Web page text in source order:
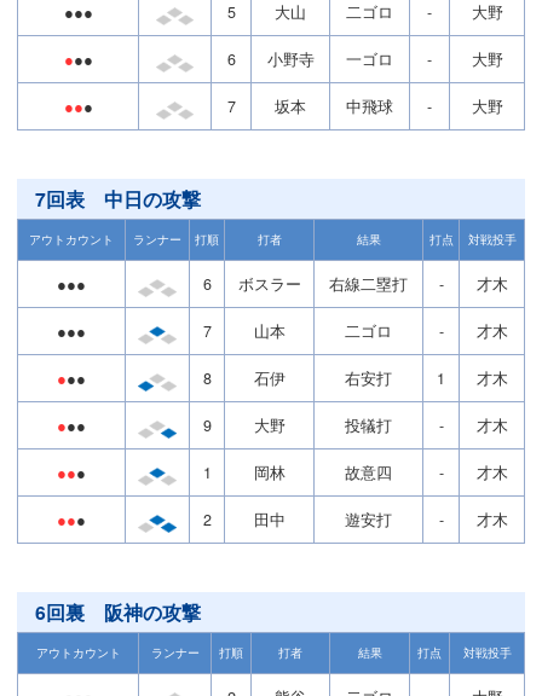
●●● 5 大山 二ゴロ - 大野
●●● 6 小野寺 一ゴロ - 大野
●●● 7 坂本 中飛球 - 大野
7回表 中日の攻撃
アウトカウント ランナー 打順 打者 結果 打点 対戦投手
●●● 6 ボスラー 右線二塁打 - 才木
●●● 7 山本 二ゴロ - 才木
●●● 8 石伊 右安打 1 才木
●●● 9 大野 投犠打 - 才木
●●● 1 岡林 故意四 - 才木
●●● 2 田中 遊安打 - 才木
6回裏 阪神の攻撃
アウトカウント ランナー 打順 打者 結果 打点 対戦投手